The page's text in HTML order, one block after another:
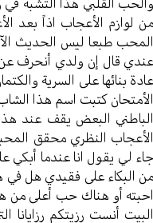
من لوازم الأعجاب اذاً بعد
المحب طبعا ليس الحديث
عندي قال إن ولدي أنحرف عن
عادة بنائها على السرية
الأمتحان كتبت اسم هذا
الباطني البعض يقف عند
الأعجاب النظري محقق
جاء لي يقول انا عندما أبكي
من البكاء على فقيدي هل في
احبته أو هناك حب أعلى من
البيت أنست رزيتكم رزايانا